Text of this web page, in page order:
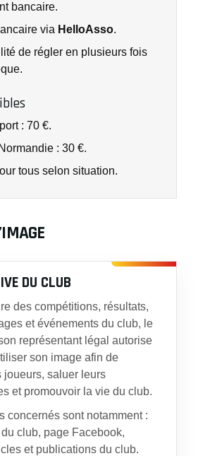
bancaire.
via HelloAsso.
de régler en plusieurs fois
: 70 €.
: 30 €.
tous selon situation.
DU CLUB
des compétitions, résultats,
et événements du club, le
représentant légal autorise
son image afin de
joueurs, saluer leurs
et promouvoir la vie du club.
concernés sont notamment :
club, page Facebook,
et publications du club.